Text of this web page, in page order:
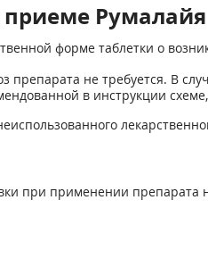
Румалайя
форме таблетки о
не требуется. В
в инструкции
при применении препарата